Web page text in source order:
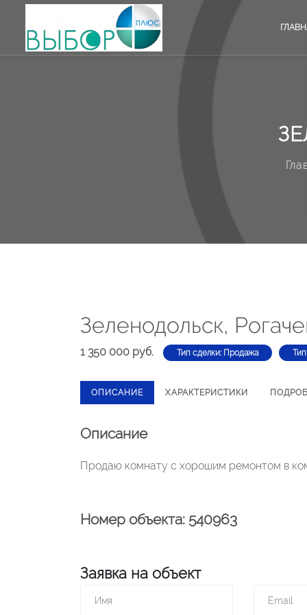
Зеленодольск,
1 350 000 руб. Тип сделки: Продажа
ОПИСАНИЕ ХАРАКТЕРИСТИКИ
Описание
Продаю комнату с хорошим ремонтом в
Номер объекта: 540963
Заявка на объект